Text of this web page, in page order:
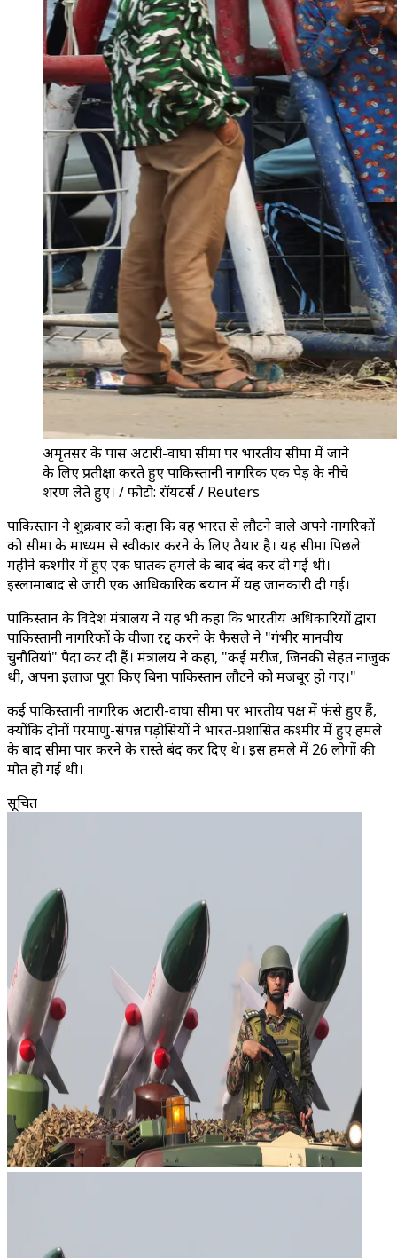
अमृतसर के पास अटारी-वाघा सीमा पर भारतीय सीमा में जाने
के लिए प्रतीक्षा करते हुए पाकिस्तानी नागरिक एक पेड़ के नीचे
शरण लेते हुए। / फोटो: रॉयटर्स / Reuters
पाकिस्तान ने शुक्रवार को कहा कि वह भारत से लौटने वाले अपने नागरिकों
को सीमा के माध्यम से स्वीकार करने के लिए तैयार है। यह सीमा पिछले
महीने कश्मीर में हुए एक घातक हमले के बाद बंद कर दी गई थी।
इस्लामाबाद से जारी एक आधिकारिक बयान में यह जानकारी दी गई।
पाकिस्तान के विदेश मंत्रालय ने यह भी कहा कि भारतीय अधिकारियों द्वारा
पाकिस्तानी नागरिकों के वीजा रद्द करने के फैसले ने "गंभीर मानवीय
चुनौतियां" पैदा कर दी हैं। मंत्रालय ने कहा, "कई मरीज, जिनकी सेहत नाजुक
थी, अपना इलाज पूरा किए बिना पाकिस्तान लौटने को मजबूर हो गए।"
कई पाकिस्तानी नागरिक अटारी-वाघा सीमा पर भारतीय पक्ष में फंसे हुए हैं,
क्योंकि दोनों परमाणु-संपन्न पड़ोसियों ने भारत-प्रशासित कश्मीर में हुए हमले
के बाद सीमा पार करने के रास्ते बंद कर दिए थे। इस हमले में 26 लोगों की
मौत हो गई थी।
सूचित